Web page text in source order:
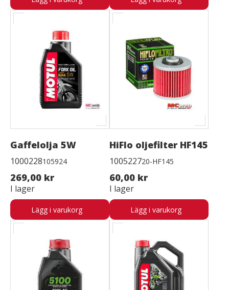
Gaffelolja 5W
1000228105924
269,00 kr
I lager
Lägg i varukorg
HiFlo oljefilter HF145
100522720-HF145
60,00 kr
I lager
Lägg i varukorg